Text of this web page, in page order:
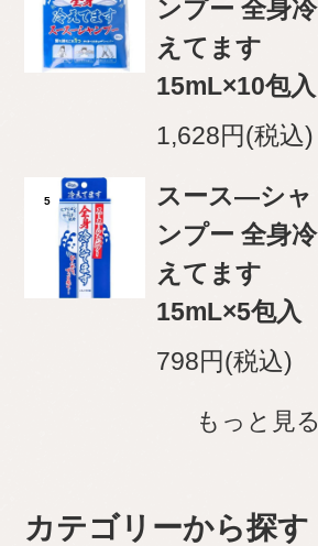
ンプー 全身冷
えてます
15mL×10包入
1,628円(税込)
5
スース―シャ
ンプー 全身冷
えてます
15mL×5包入
798円(税込)
もっと見る
カテゴリーから探す